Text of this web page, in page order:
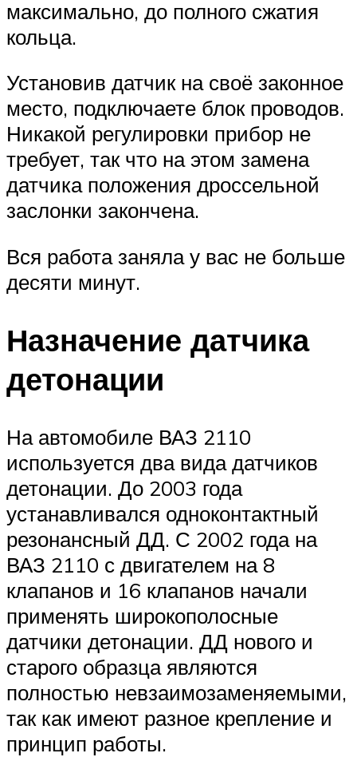
максимально, до полного сжатия
кольца.
Установив датчик на своё законное
место, подключаете блок проводов.
Никакой регулировки прибор не
требует, так что на этом замена
датчика положения дроссельной
заслонки закончена.
Вся работа заняла у вас не больше
десяти минут.
Назначение датчика
детонации
На автомобиле ВАЗ 2110
используется два вида датчиков
детонации. До 2003 года
устанавливался одноконтактный
резонансный ДД. С 2002 года на
ВАЗ 2110 с двигателем на 8
клапанов и 16 клапанов начали
применять широкополосные
датчики детонации. ДД нового и
старого образца являются
полностью невзаимозаменяемыми,
так как имеют разное крепление и
принцип работы.